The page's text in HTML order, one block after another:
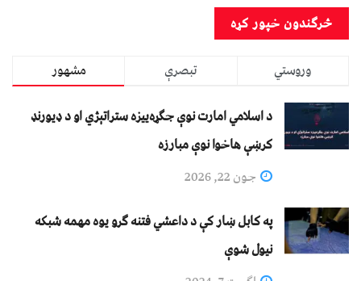
مشهور تبصرې
وروستي
د اسلامي امارت نوې جګړه‌ییزه ستراتېژي او د ډیورنډ
کرښې هاخوا نوې مبارزه
جون 22, 2026
په کابل ښار کې د داعشي فتنه ګرو يوه مهمه شبکه
نيول شوې